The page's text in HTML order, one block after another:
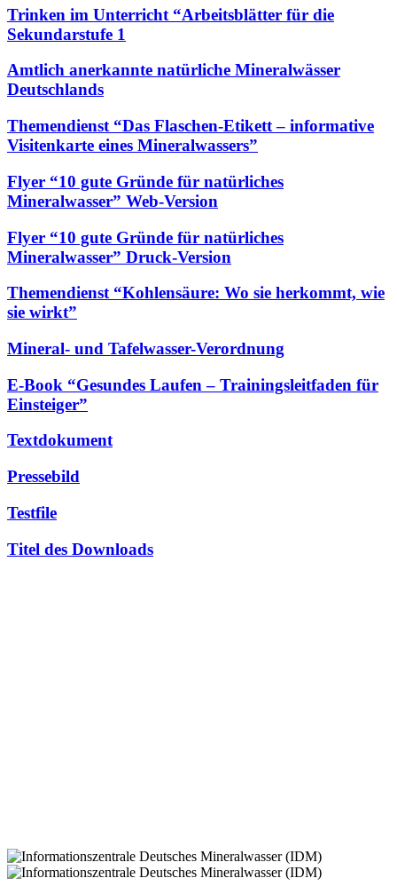
Trinken im Unterricht “Arbeitsblätter für die
Sekundarstufe 1
Amtlich anerkannte natürliche Mineralwässer
Deutschlands
Themendienst “Das Flaschen-Etikett – informative
Visitenkarte eines Mineralwassers”
Flyer “10 gute Gründe für natürliches
Mineralwasser” Web-Version
Flyer “10 gute Gründe für natürliches
Mineralwasser” Druck-Version
Themendienst “Kohlensäure: Wo sie herkommt, wie
sie wirkt”
Mineral- und Tafelwasser-Verordnung
E-Book “Gesundes Laufen – Trainingsleitfaden für
Einsteiger”
Textdokument
Pressebild
Testfile
Titel des Downloads